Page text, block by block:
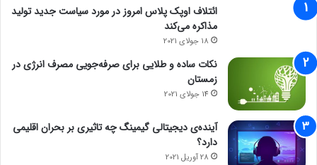
ائتلاف اوپک پلاس امروز در مورد سیاست جدید تولید
مذاکره می‌کند
18 جولای 2021
نکات ساده و طلایی برای صرفه‌جویی مصرف انرژی در
زمستان
14 جولای 2021
آینده‌ی دیجیتالی گیمینگ چه تاثیری بر بحران اقلیمی
دارد؟
28 آوریل 2021